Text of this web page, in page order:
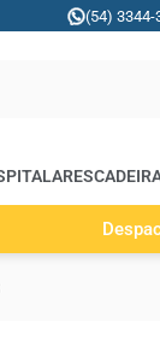
(54) 3344-